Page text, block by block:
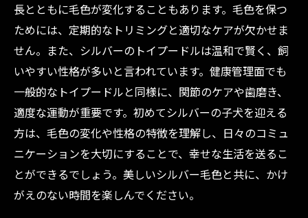
長とともに毛色が変化することもあります。毛色を保つ
ためには、定期的なトリミングと適切なケアが欠かせま
せん。また、シルバーのトイプードルは温和で賢く、飼
いやすい性格が多いと言われています。健康管理面でも
一般的なトイプードルと同様に、関節のケアや歯磨き、
適度な運動が重要です。初めてシルバーの子犬を迎える
方は、毛色の変化や性格の特徴を理解し、日々のコミュ
ニケーションを大切にすることで、幸せな生活を送るこ
とができるでしょう。美しいシルバー毛色と共に、かけ
がえのない時間を楽しんでください。